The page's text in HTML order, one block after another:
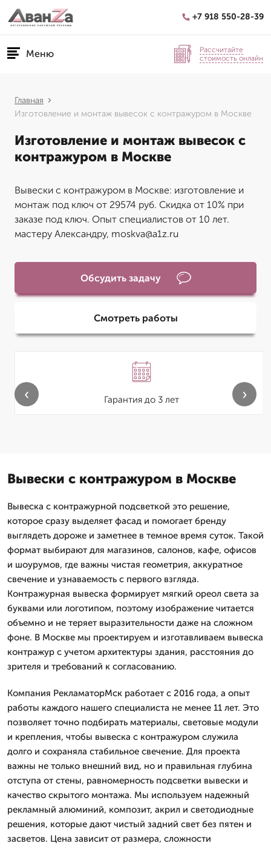
+7 918 550-28-39
Меню
Рассчитайте
стоимость онлайн
Главная
Изготовление и монтаж вывесок с контражуром в Москве
Изготовление и монтаж вывесок с
контражуром в Москве
Вывески с контражуром в Москве: изготовление и
монтаж под ключ от 29574 руб. Скидка от 10% при
заказе под ключ. Опыт специалистов от 10 лет.
мастеру Александру, moskva@a1z.ru
Обсудить задачу
Смотреть работы
Гарантия до 3 лет
‹ ›
Вывески с контражуром в Москве
Вывеска с контражурной подсветкой это решение,
которое сразу выделяет фасад и помогает бренду
выглядеть дороже и заметнее в темное время суток. Такой
формат выбирают для магазинов, салонов, кафе, офисов
и шоурумов, где важны чистая геометрия, аккуратное
свечение и узнаваемость с первого взгляда.
Контражурная вывеска формирует мягкий ореол света за
буквами или логотипом, поэтому изображение читается
объемно и не теряет выразительности даже на сложном
фоне. В Москве мы проектируем и изготавливаем вывеска
контражур с учетом архитектуры здания, расстояния до
зрителя и требований к согласованию.
Компания РекламаторМск работает с 2016 года, а опыт
работы каждого нашего специалиста не менее 11 лет. Это
позволяет точно подбирать материалы, световые модули
и крепления, чтобы вывеска с контражуром служила
долго и сохраняла стабильное свечение. Для проекта
важны не только внешний вид, но и правильная глубина
отступа от стены, равномерность подсветки вывески и
качество скрытого монтажа. Мы используем надежный
рекламный алюминий, композит, акрил и светодиодные
решения, которые дают чистый задний свет без пятен и
засветов. Цена зависит от размера, сложности